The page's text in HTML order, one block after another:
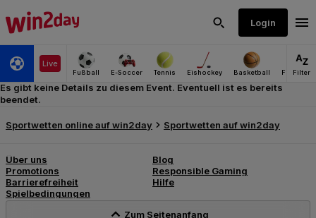
Es gibt keine Details zu diesem Event. Eventuell ist es bereits
beendet.